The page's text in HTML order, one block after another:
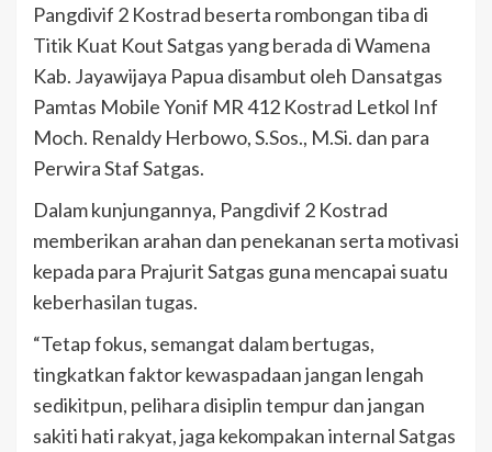
Pangdivif 2 Kostrad beserta rombongan tiba di
Titik Kuat Kout Satgas yang berada di Wamena
Kab. Jayawijaya Papua disambut oleh Dansatgas
Pamtas Mobile Yonif MR 412 Kostrad Letkol Inf
Moch. Renaldy Herbowo, S.Sos., M.Si. dan para
Perwira Staf Satgas.
Dalam kunjungannya, Pangdivif 2 Kostrad
memberikan arahan dan penekanan serta motivasi
kepada para Prajurit Satgas guna mencapai suatu
keberhasilan tugas.
“Tetap fokus, semangat dalam bertugas,
tingkatkan faktor kewaspadaan jangan lengah
sedikitpun, pelihara disiplin tempur dan jangan
sakiti hati rakyat, jaga kekompakan internal Satgas